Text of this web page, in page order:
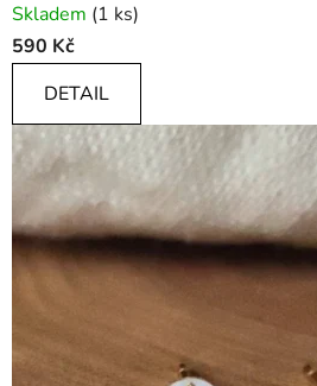
Skladem (1 ks)
590 Kč
DETAIL